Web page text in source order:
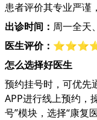
患者评价其专业严谨
出诊时间： 周一全天
医生评价：
怎么选择好医生
预约挂号时，可优先
APP进行线上预约，
号”模块，选择“康复